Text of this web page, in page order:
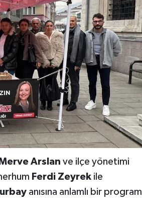
Arslan ve ilçe yönetimi
Ferdi Zeyrekile
anısına anlamlı bir program